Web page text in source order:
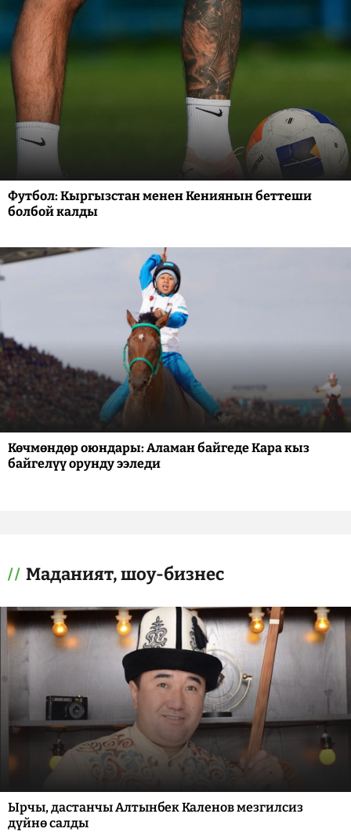
Футбол: Кыргызстан менен Кениянын беттеши
болбой калды
Көчмөндөр оюндары: Аламан байгеде Кара кыз
байгелүү орунду ээледи
Маданият, шоу-бизнес
Ырчы, дастанчы Алтынбек Каленов мезгилсиз
дүйнө салды